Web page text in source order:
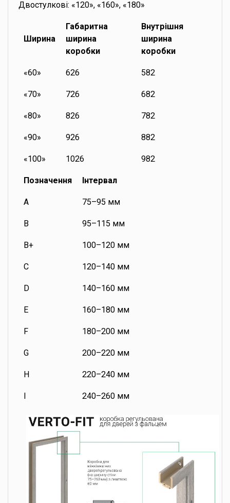
Двостулкові: «120», «160», «180»
Ширина
Габаритна
ширина
коробки
Внутрішня
ширина
коробки
«60» 626 582
«70» 726 682
«80» 826 782
«90» 926 882
«100» 1026 982
Позначення Інтервал
A 75–95 мм
B 95–115 мм
B+ 100–120 мм
C 120–140 мм
D 140–160 мм
E 160–180 мм
F 180–200 мм
G 200–220 мм
H 220–240 мм
I 240–260 мм